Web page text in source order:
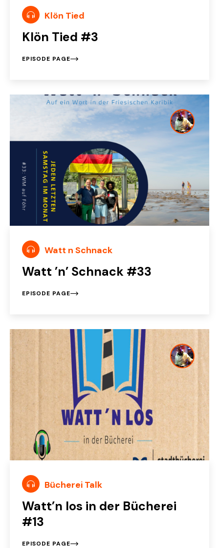
Klön Tied
Klön Tied #3
EPISODE PAGE
Watt n Schnack
Watt ’n’ Schnack #33
EPISODE PAGE
Bücherei Talk
Watt’n los in der Bücherei
#13
EPISODE PAGE